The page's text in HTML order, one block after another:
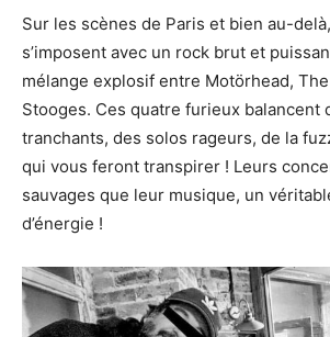
Sur les scènes de Paris et bien au-delà,
s’imposent avec un rock brut et
mélange explosif entre Motörhead,
Stooges. Ces quatre furieux balancent
tranchants, des solos rageurs, de la
qui vous feront transpirer ! Leurs
sauvages que leur musique, un
d’énergie !